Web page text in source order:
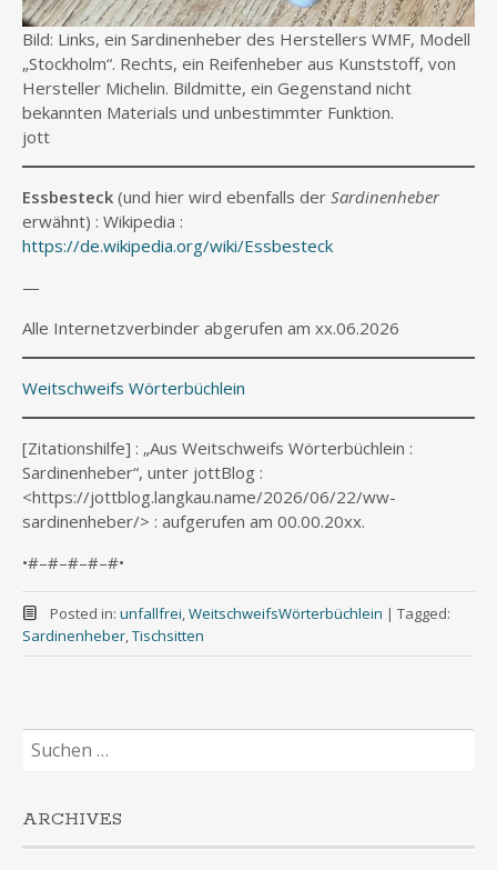
Bild: Links, ein Sardinenheber des Herstellers WMF, Modell
„Stockholm“. Rechts, ein Reifenheber aus Kunststoff, von
Hersteller Michelin. Bildmitte, ein Gegenstand nicht
bekannten Materials und unbestimmter Funktion.
jott
Essbesteck (und hier wird ebenfalls der Sardinenheber
erwähnt) : Wikipedia :
https://de.wikipedia.org/wiki/Essbesteck
—
Alle Internetzverbinder abgerufen am xx.06.2026
Weitschweifs Wörterbüchlein
[Zitationshilfe] : „Aus Weitschweifs Wörterbüchlein :
Sardinenheber“, unter jottBlog :
<https://jottblog.langkau.name/2026/06/22/ww-
sardinenheber/> : aufgerufen am 00.00.20xx.
•#–#–#–#–#•
Posted in: unfallfrei,WeitschweifsWörterbüchlein | Tagged:
Sardinenheber,Tischsitten
Suchen
nach:
ARCHIVES